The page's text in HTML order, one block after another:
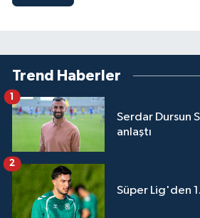
Trend Haberler
Serdar Dursun
anlaştı
1
Süper Lig'den
2